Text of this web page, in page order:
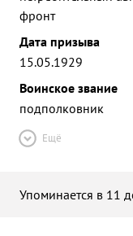
фронт
Дата призыва
15.05.1929
Воинское звание
подполковник
Ещё
Упоминается в 11